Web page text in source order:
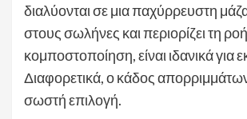
διαλύονται σε μια παχύρρευστη
στους σωλήνες και περιορίζει τη
κομποστοποίηση, είναι ιδανικά για
Διαφορετικά, ο κάδος απορριμμάτων
σωστή επιλογή.